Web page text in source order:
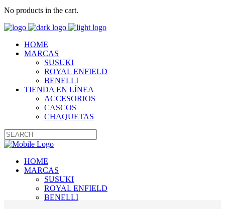
No products in the cart.
HOME
MARCAS
SUSUKI
ROYAL ENFIELD
BENELLI
TIENDA EN LÍNEA
ACCESORIOS
CASCOS
CHAQUETAS
HOME
MARCAS
SUSUKI
ROYAL ENFIELD
BENELLI